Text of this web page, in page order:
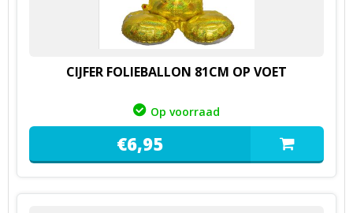
CIJFER FOLIEBALLON 81CM OP VOET
Op voorraad
€6,95